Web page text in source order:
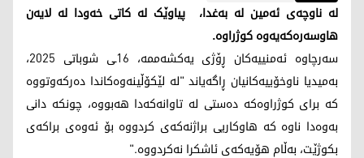
لە ناوچەی ئەمین لە بەغدا، پیاوێک لە کاتی خەودا لە لایەن
هاوسەرەکەیەوە کوژراوە.
سەرچاوە ئەمنییەکان ڕۆژی یەکشەممە، 16ـی شوباتی 2025،
بەمیدیا ناوخۆییەکانیان ڕاگەیاند "لە لێکۆڵینەوەکاندا دەرکەوتووە
کە برای کوژراوەکە دەستی لە تاوانەکەدا هەبووە، چونکە دانی
بەوەدا ناوە کە هاوکاریی براژنەکەی کردووە بۆ ئەوەی براکەی
بکوژێت، بەڵام هۆیەکەی ئاشکرا نەکردووە."